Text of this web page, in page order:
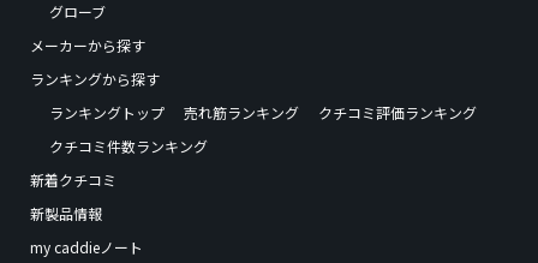
グローブ
メーカーから探す
ランキングから探す
ランキングトップ
売れ筋ランキング
クチコミ評価ランキング
クチコミ件数ランキング
新着クチコミ
新製品情報
my caddieノート